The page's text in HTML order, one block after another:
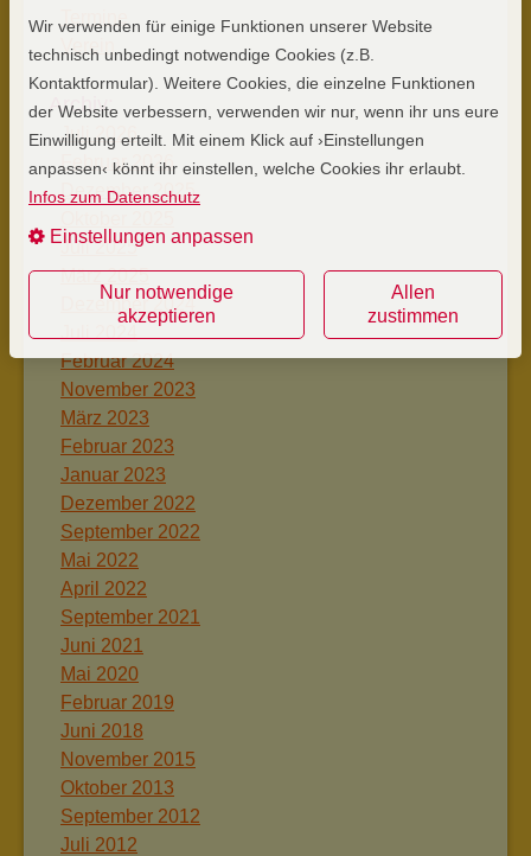
Termine
Verein
Juli 2026
Februar 2026
Dezember 2025
Juli 2025
März 2025
Dezember 2024
Februar 2024
November 2023
März 2023
Februar 2023
Januar 2023
Dezember 2022
September 2022
Mai 2022
April 2022
September 2021
Juni 2021
Mai 2020
Februar 2019
Juni 2018
November 2015
Oktober 2013
September 2012
Juli 2012
Wir verwenden für einige Funktionen unserer Website
technisch unbedingt notwendige Cookies (z.B.
Kontaktformular). Weitere Cookies, die einzelne Funktionen
der Website verbessern, verwenden wir nur, wenn ihr uns eure
Einwilligung erteilt. Mit einem Klick auf ›Einstellungen
anpassen‹ könnt ihr einstellen, welche Cookies ihr erlaubt.
Infos zum Datenschutz
Einstellungen anpassen
Nur notwendige
akzeptieren
Allen
zustimmen